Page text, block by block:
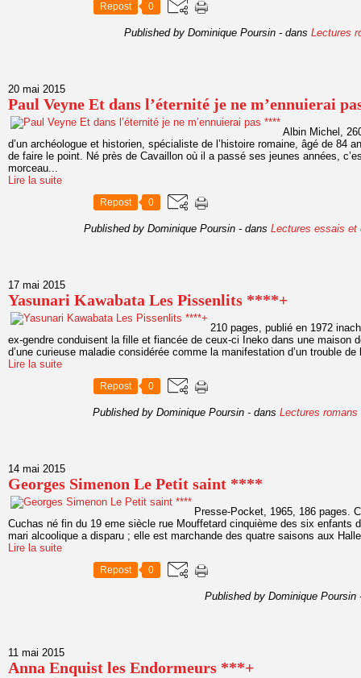
Repost 0
Published by Dominique Poursin - dans Lectures
20 mai 2015
Paul Veyne Et dans l’éternité je ne m’ennuierai
Albin Michel,
d’un archéologue et historien, spécialiste de l’histoire romaine, âgé de 84
de faire le point. Né près de Cavaillon où il a passé ses jeunes années,
morceau...
Lire la suite
Repost 0
Published by Dominique Poursin - dans Lectures essais et
17 mai 2015
Yasunari Kawabata Les Pissenlits ****+
210 pages, publié en 1972
ex-gendre conduisent la fille et fiancée de ceux-ci Ineko dans une maison
d’une curieuse maladie considérée comme la manifestation d’un trouble
Lire la suite
Repost 0
Published by Dominique Poursin - dans Lectures romans
14 mai 2015
Georges Simenon Le Petit saint ****
Presse-Pocket, 1965, 186 pages.
Cuchas né fin du 19 eme siècle rue Mouffetard cinquième des six enfants
mari alcoolique a disparu ; elle est marchande des quatre saisons aux
Lire la suite
Repost 0
Published by Dominique Poursin
11 mai 2015
Anna Enquist les Endormeurs ***+